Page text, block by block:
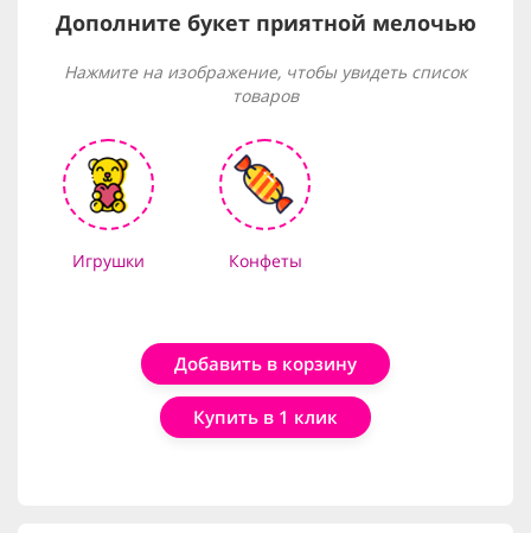
Дополните букет приятной мелочью
Нажмите на изображение, чтобы увидеть список
товаров
Игрушки Конфеты
Добавить в корзину
Купить в 1 клик